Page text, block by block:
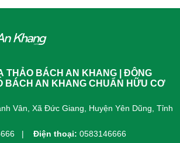
THẢO BÁCH AN KHANG | ĐÔNG
BÁCH AN KHANG CHUẨN HỮU CƠ
Vân, Xã Đức Giang, Huyện Yên Dũng, Tỉnh
Điện thoại: 0583146666